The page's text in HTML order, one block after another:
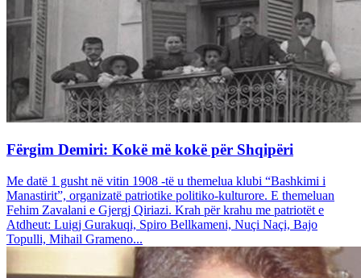
Fërgim Demiri: Kokë më kokë për Shqipëri
Me datë 1 gusht në vitin 1908 -të u themelua klubi “Bashkimi i
Manastirit”, organizatë patriotike politiko-kulturore. E themeluan
Fehim Zavalani e Gjergj Qiriazi. Krah për krahu me patriotët e
Atdheut: Luigj Gurakuqi, Spiro Bellkameni, Nuçi Naçi, Bajo
Topulli, Mihail Grameno...